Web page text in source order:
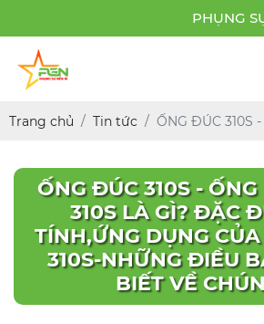
PHỤNG SỰ BỀN BỈ
Trang chủ Tin tức ỐNG ĐÚC 310S
ỐNG ĐÚC 310S -
310S LÀ GÌ? ĐẶC
TÍNH,ỨNG DỤNG
310S-NHỮNG ĐIỀU
BIẾT VỀ